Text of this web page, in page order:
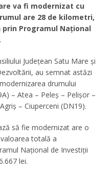
va fi modernizat cu
are 28 de kilometri,
Programul Național
Județean Satu Mare și
au semnat astăzi
drumului
– Atea – Peleș – Pelișor –
– Ciuperceni (DN19).
să fie modernizat are o
totală a
Național de Investiții
lei.